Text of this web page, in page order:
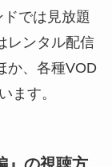
では見放題
レンタル配信
か、各種VOD
ます。